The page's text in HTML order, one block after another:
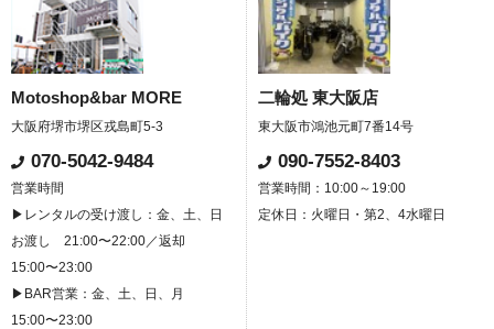
Motoshop&bar MORE
大阪府堺市堺区戎島町5-3
070-5042-9484
営業時間
▶レンタルの受け渡し：金、土、日
お渡し 21:00〜22:00／返却
15:00〜23:00
▶BAR営業：金、土、日、月
15:00〜23:00
二輪処 東大阪店
東大阪市鴻池元町7番14号
090-7552-8403
営業時間：10:00～19:00
定休日：火曜日・第2、4水曜日